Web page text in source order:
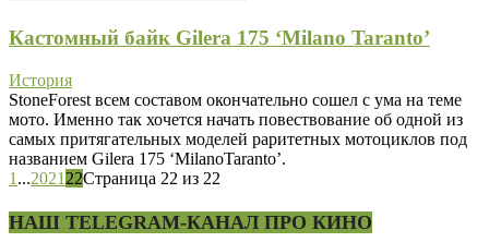
Кастомный байк Gilera 175 ‘Milano Taranto’
История
StoneForest всем составом окончательно сошел с ума на теме
мото. Именно так хочется начать повествование об одной из
самых притягательных моделей раритетных мотоциклов под
названием Gilera 175 ‘MilanoTaranto’.
1 ...2021 22Страница 22 из 22
НАШ TELEGRAM-КАНАЛ ПРО КИНО